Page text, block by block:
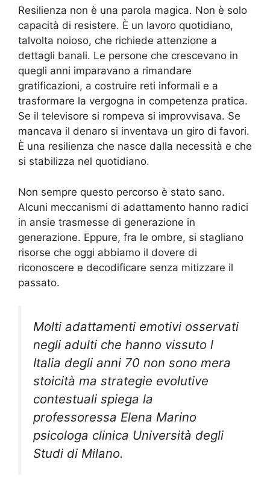
Resilienza non è una parola magica. Non è solo
capacità di resistere. È un lavoro quotidiano,
talvolta noioso, che richiede attenzione a
dettagli banali. Le persone che crescevano in
quegli anni imparavano a rimandare
gratificazioni, a costruire reti informali e a
trasformare la vergogna in competenza pratica.
Se il televisore si rompeva si improvvisava. Se
mancava il denaro si inventava un giro di favori.
È una resilienza che nasce dalla necessità e che
si stabilizza nel quotidiano.
Non sempre questo percorso è stato sano.
Alcuni meccanismi di adattamento hanno radici
in ansie trasmesse di generazione in
generazione. Eppure, fra le ombre, si stagliano
risorse che oggi abbiamo il dovere di
riconoscere e decodificare senza mitizzare il
passato.
Molti adattamenti emotivi osservati
negli adulti che hanno vissuto l
Italia degli anni 70 non sono mera
stoicità ma strategie evolutive
contestuali spiega la
professoressa Elena Marino
psicologa clinica Università degli
Studi di Milano.